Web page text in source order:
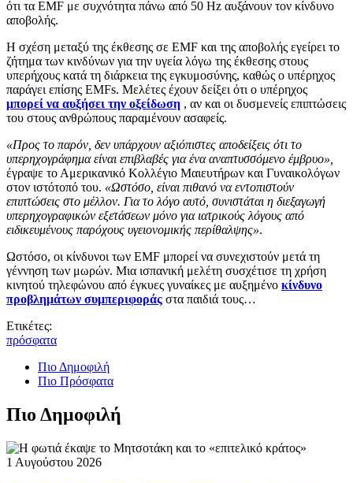
ότι τα EMF με συχνότητα πάνω από 50 Hz αυξάνουν τον κίνδυνο
αποβολής.
Η σχέση μεταξύ της έκθεσης σε EMF και της αποβολής εγείρει το
ζήτημα των κινδύνων για την υγεία λόγω της έκθεσης στους
υπερήχους κατά τη διάρκεια της εγκυμοσύνης, καθώς ο υπέρηχος
παράγει επίσης EMFs. Μελέτες έχουν δείξει ότι ο υπέρηχος
μπορεί να αυξήσει την οξείδωση , αν και οι δυσμενείς επιπτώσεις
του στους ανθρώπους παραμένουν ασαφείς.
«Προς το παρόν, δεν υπάρχουν αξιόπιστες αποδείξεις ότι το
υπερηχογράφημα είναι επιβλαβές για ένα αναπτυσσόμενο έμβρυο»,
έγραψε το Αμερικανικό Κολλέγιο Μαιευτήρων και Γυναικολόγων
στον ιστότοπό του. «Ωστόσο, είναι πιθανό να εντοπιστούν
επιπτώσεις στο μέλλον. Για το λόγο αυτό, συνιστάται η διεξαγωγή
υπερηχογραφικών εξετάσεων μόνο για ιατρικούς λόγους από
ειδικευμένους παρόχους υγειονομικής περίθαλψης».
Ωστόσο, οι κίνδυνοι των EMF μπορεί να συνεχιστούν μετά τη
γέννηση των μωρών. Μια ισπανική μελέτη συσχέτισε τη χρήση
κινητού τηλεφώνου από έγκυες γυναίκες με αυξημένο κίνδυνο
προβλημάτων συμπεριφοράς στα παιδιά τους…
Ετικέτες:
πρόσφατα
Πιο Δημοφιλή
Πιο Πρόσφατα
Πιο Δημοφιλή
1 Αυγούστου 2026